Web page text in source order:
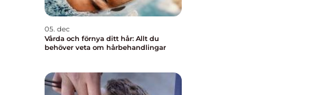
05. dec
Vårda och förnya ditt hår: Allt du
behöver veta om hårbehandlingar